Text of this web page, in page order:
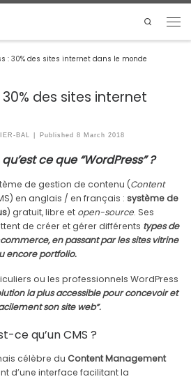
Search
: 30% des sites internet dans le monde
30% des sites internet
BAL Published 8 March 2018
ce que “WordPress” ?
de gestion de contenu (Content
en anglais / en français : système de
) gratuit, libre et open-source. Ses
de créer et gérer différents types de
en passant par les sites vitrine
encore portfolio.
ou les professionnels WordPress
la plus accessible pour concevoir et
son site web”.
ce qu’un CMS ?
célèbre du Content Management
d’une interface facilitant la